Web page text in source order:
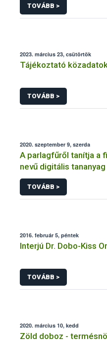
TOVÁBB >
2023. március 23, csütörtök
Tájékoztató
TOVÁBB >
2020. szeptember 9, szerda
A parlagfűről tanítja a
nevű digitális tananyag
TOVÁBB >
2016. február 5, péntek
Interjú Dr. Dobo-Kiss
TOVÁBB >
2020. március 10, kedd
Zöld doboz -